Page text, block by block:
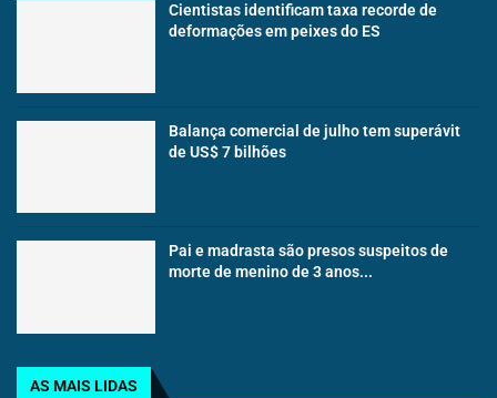
Cientistas identificam taxa recorde de
deformações em peixes do ES
Balança comercial de julho tem superávit
de US$ 7 bilhões
Pai e madrasta são presos suspeitos de
morte de menino de 3 anos...
AS MAIS LIDAS